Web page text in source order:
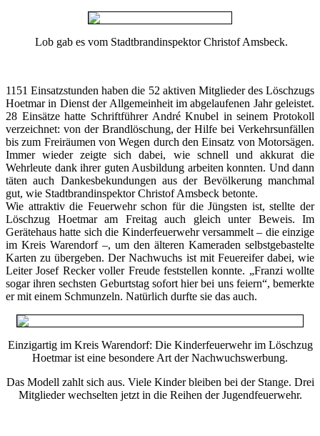
Lob gab es vom Stadtbrandinspektor Christof Amsbeck.
1151 Einsatzstunden haben die 52 aktiven Mitglieder des Löschzugs
Hoetmar in Dienst der Allgemeinheit im abgelaufenen Jahr geleistet.
28 Einsätze hatte Schriftführer André Knubel in seinem Protokoll
verzeichnet: von der Brandlöschung, der Hilfe bei Verkehrsunfällen
bis zum Freiräumen von Wegen durch den Einsatz von Motorsägen.
Immer wieder zeigte sich dabei, wie schnell und akkurat die
Wehrleute dank ihrer guten Ausbildung arbeiten konnten. Und dann
täten auch Dankesbekundungen aus der Bevölkerung manchmal
gut, wie Stadtbrandinspektor Christof Amsbeck betonte.
Wie attraktiv die Feuerwehr schon für die Jüngsten ist, stellte der
Löschzug Hoetmar am Freitag auch gleich unter Beweis. Im
Gerätehaus hatte sich die Kinderfeuerwehr versammelt – die einzige
im Kreis Warendorf –, um den älteren Kameraden selbstgebastelte
Karten zu übergeben. Der Nachwuchs ist mit Feuereifer dabei, wie
Leiter Josef Recker voller Freude feststellen konnte. „Franzi wollte
sogar ihren sechsten Geburtstag sofort hier bei uns feiern“, bemerkte
er mit einem Schmunzeln. Natürlich durfte sie das auch.
Einzigartig im Kreis Warendorf: Die Kinderfeuerwehr im Löschzug
Hoetmar ist eine besondere Art der Nachwuchswerbung.
Das Modell zahlt sich aus. Viele Kinder bleiben bei der Stange. Drei
Mitglieder wechselten jetzt in die Reihen der Jugendfeuerwehr.